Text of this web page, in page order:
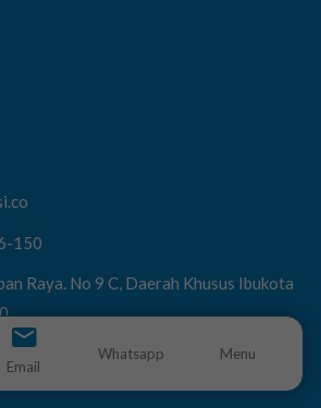
Email
Whatsapp Menu
150
Raya. No 9 C, Daerah Khusus Ibukota